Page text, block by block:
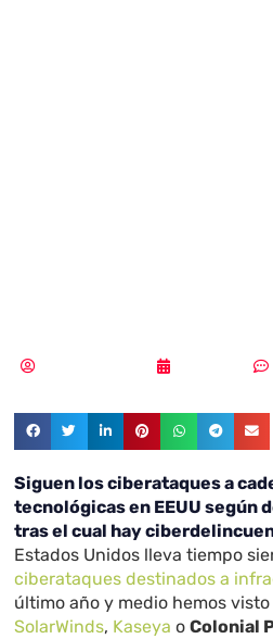
Siguen los ciberataques a
tecnológicas en EEUU según
tras el cual hay
Estados Unidos lleva tiempo
ciberataques destinados a
último año y medio hemos
SolarWinds, Kaseya oColonial